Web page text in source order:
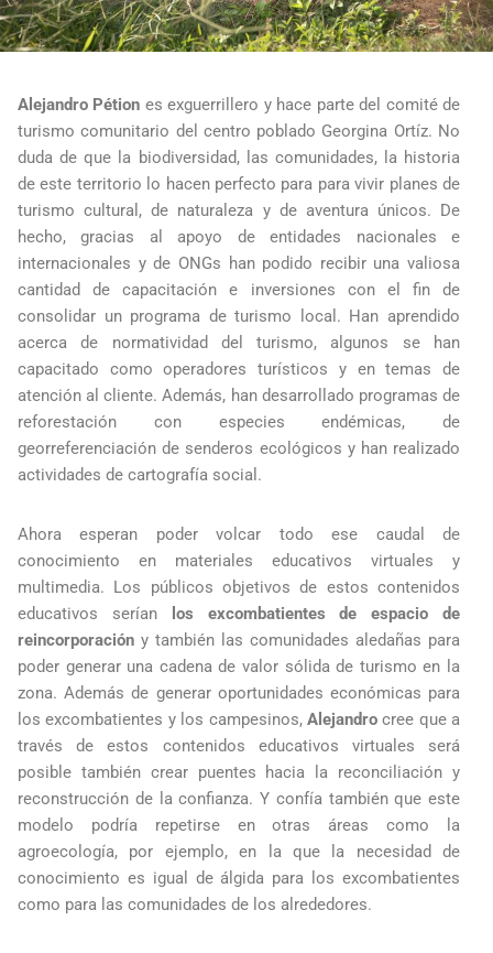
Alejandro Pétion es exguerrillero y hace parte del comité de
turismo comunitario del centro poblado Georgina Ortíz. No
duda de que la biodiversidad, las comunidades, la historia
de este territorio lo hacen perfecto para para vivir planes de
turismo cultural, de naturaleza y de aventura únicos. De
hecho, gracias al apoyo de entidades nacionales e
internacionales y de ONGs han podido recibir una valiosa
cantidad de capacitación e inversiones con el fin de
consolidar un programa de turismo local. Han aprendido
acerca de normatividad del turismo, algunos se han
capacitado como operadores turísticos y en temas de
atención al cliente. Además, han desarrollado programas de
reforestación con especies endémicas, de
georreferenciación de senderos ecológicos y han realizado
actividades de cartografía social.
Ahora esperan poder volcar todo ese caudal de
conocimiento en materiales educativos virtuales y
multimedia. Los públicos objetivos de estos contenidos
educativos serían
los excombatientes de espacio de
reincorporación y también las comunidades aledañas para
poder generar una cadena de valor sólida de turismo en la
zona. Además de generar oportunidades económicas para
los excombatientes y los campesinos, Alejandrocree que a
través de estos contenidos educativos virtuales será
posible también crear puentes hacia la reconciliación y
reconstrucción de la confianza. Y confía también que este
modelo podría repetirse en otras áreas como la
agroecología, por ejemplo, en la que la necesidad de
conocimiento es igual de álgida para los excombatientes
como para las comunidades de los alrededores.